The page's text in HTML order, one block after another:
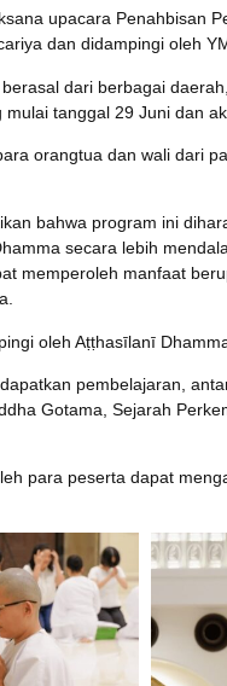
upacara Penahbisan
dan didampingi oleh
dari berbagai
tanggal 29 Juni dan
orangtua dan wali dari
bahwa program ini
secara lebih
memperoleh manfaat
oleh Aṭṭhasīlanī
pembelajaran,
Gotama, Sejarah
para peserta dapat